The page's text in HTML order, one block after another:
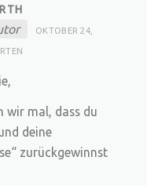
OKTOBER 24,
wir mal, dass du
deine
zurückgewinnst